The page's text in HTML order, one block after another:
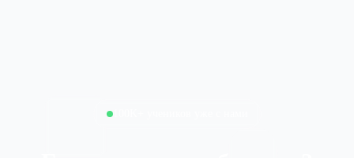
100K+ учеников уже с нами